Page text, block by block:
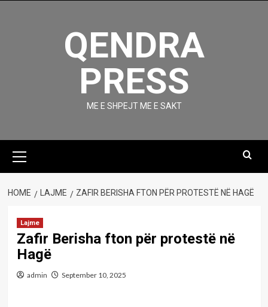
QENDRA
PRESS
ME E SHPEJT ME E SAKT
Menu
HOME LAJME ZAFIR BERISHA FTON PËR PROTESTË NË HAGË
Lajme
Zafir Berisha fton për protestë në
Hagë
admin September 10, 2025